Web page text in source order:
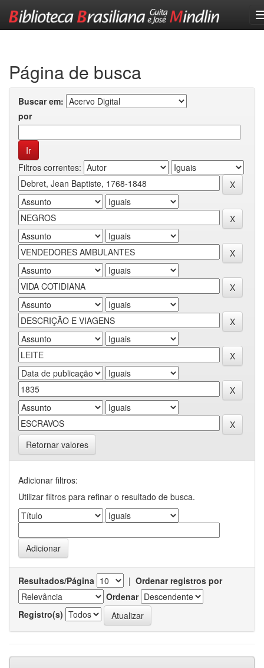
Página de busca
Buscar em:
por
Filtros correntes:
Retornar valores
Adicionar filtros:
Utilizar filtros para refinar o resultado de busca.
Resultados/Página | Ordenar registros por
Ordenar
Registro(s)